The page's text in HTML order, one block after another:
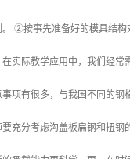
②按事先准备好的模具结
实际教学应用中，我们经
项有很多，与我国不同的
充分考虑沟盖板扁钢和扭